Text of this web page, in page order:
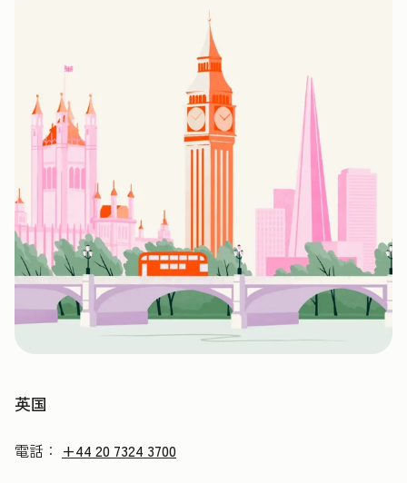
英国
電話： +44 20 7324 3700